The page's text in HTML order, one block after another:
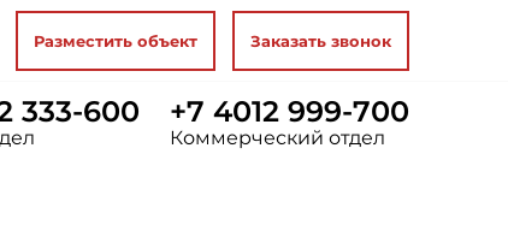
Разместить объект Заказать звонок
333-600 +7 4012 999-700
Коммерческий отдел